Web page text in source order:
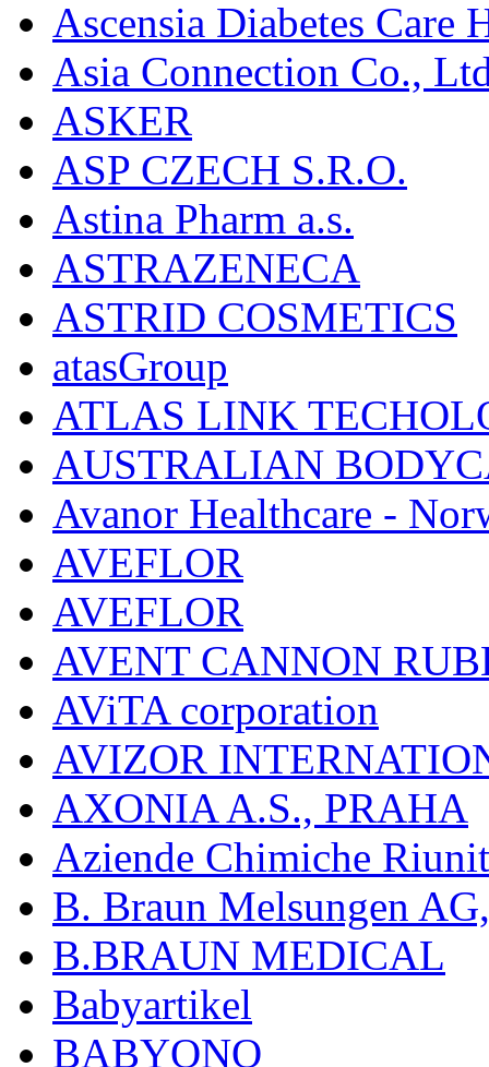
Ascensia Diabetes Care
Asia Connection Co.,
ASKER
ASP CZECH S.R.O.
Astina Pharm a.s.
ASTRAZENECA
ASTRID COSMETICS
atasGroup
ATLAS LINK
AUSTRALIAN
Avanor Healthcare -
AVEFLOR
AVEFLOR
AVENT CANNON
AViTA corporation
AVIZOR
AXONIA A.S., PRAHA
Aziende Chimiche
B. Braun Melsungen
B.BRAUN MEDICAL
Babyartikel
BABYONO